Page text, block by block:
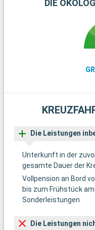
DIE
Die Leistungen
Unterkunft in der
gesamte Dauer der
Vollpension an Bord
bis zum Frühstück
Sonderleistungen
Die Leistungen